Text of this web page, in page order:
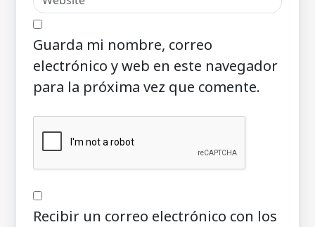
Guarda mi nombre, correo
electrónico y web en este navegador
para la próxima vez que comente.
Recibir un correo electrónico con los